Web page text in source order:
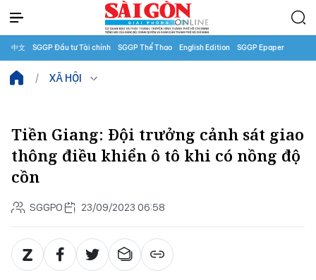
中文 SGGP Đầu tư Tài chính SGGP Thể Thao English Edition SGGP Epaper
XÃ HỘI
Tiền Giang: Đội trưởng cảnh sát giao
thông điều khiển ô tô khi có nồng độ
cồn
SGGPO 23/09/2023 06:58